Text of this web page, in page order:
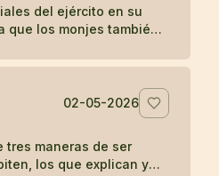
del ejército en su
que los monjes también
02-05-2026
tres maneras de ser
los que explican y